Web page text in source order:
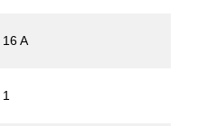
16 A
1